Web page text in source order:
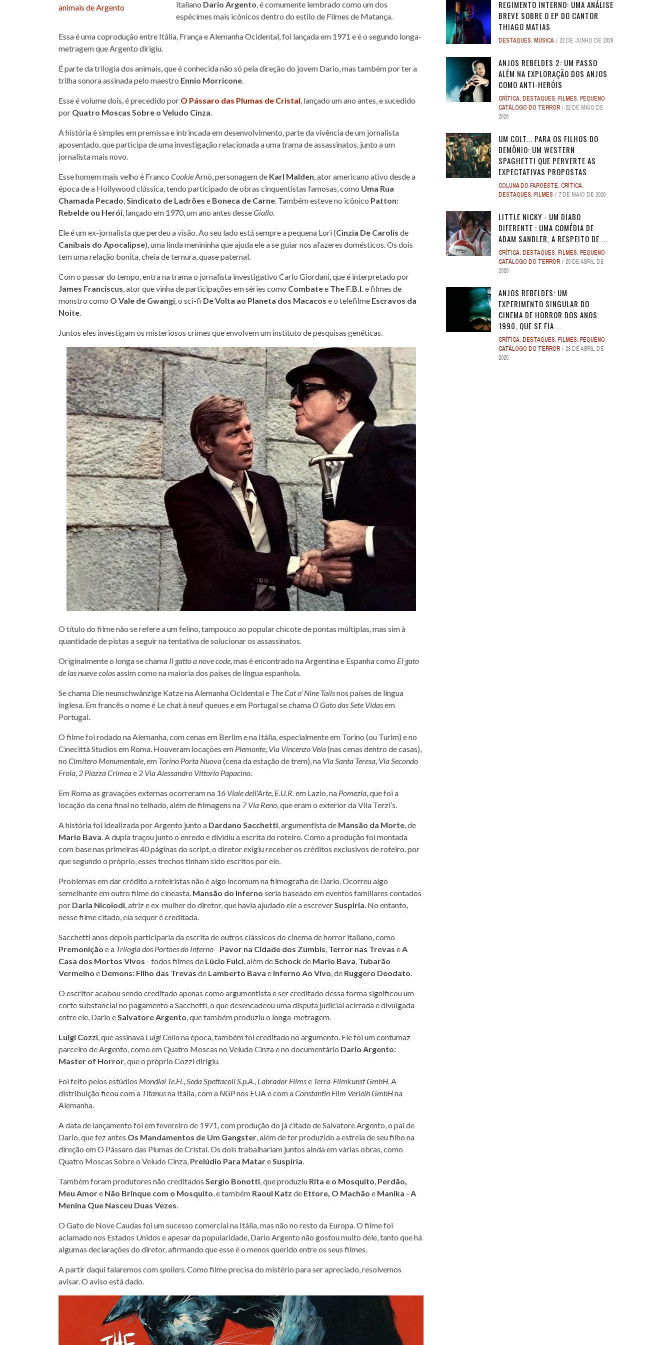
italiano Dario Argento, é comumente lembrado como um dos
espécimes mais icônicos dentro do estilo de Filmes de Matança.
Essa é uma coprodução entre Itália, França e Alemanha Ocidental, foi lançada em 1971 e é o segundo longa-
metragem que Argento dirigiu.
É parte da trilogia dos animais, que é conhecida não só pela direção do jovem Dario, mas também por ter a
trilha sonora assinada pelo maestro Ennio Morricone.
Esse é volume dois, é precedido por O Pássaro das Plumas de Cristal, lançado um ano antes, e sucedido
por Quatro Moscas Sobre o Veludo Cinza.
A história é simples em premissa e intrincada em desenvolvimento, parte da vivência de um jornalista
aposentado, que participa de uma investigação relacionada a uma trama de assassinatos, junto a um
jornalista mais novo.
Esse homem mais velho é Franco CookieArnò, personagem de Karl Malden, ator americano ativo desde a
época de a Hollywood clássica, tendo participado de obras cinquentistas famosas, como Uma Rua
Chamada Pecado,Sindicato de Ladrões e Boneca de Carne. Também esteve no icônico Patton:
Rebelde ou Herói, lançado em 1970, um ano antes desseGiallo.
Ele é um ex-jornalista que perdeu a visão. Ao seu lado está sempre a pequena Lori (Cinzia De Carolis de
Canibais do Apocalipse), uma linda menininha que ajuda ele a se guiar nos afazeres domésticos. Os dois
tem uma relação bonita, cheia de ternura, quase paternal.
Com o passar do tempo, entra na trama o jornalista investigativo Carlo Giordani, que é interpretado por
James Franciscus, ator que vinha de participações em séries como Combatee The F.B.I. e filmes de
monstro como O Vale de Gwangi, o sci-fi De Volta ao Planeta dos Macacos e o telefilme Escravos da
Noite.
Juntos eles investigam os misteriosos crimes que envolvem um instituto de pesquisas genéticas.
O título do filme não se refere a um felino, tampouco ao popular chicote de pontas múltiplas, mas sim à
quantidade de pistas a seguir na tentativa de solucionar os assassinatos.
Originalmente o longa se chama Il gatto a nove code, mas é encontrado na Argentina e Espanha como El gato
de las nueve colasassim como na maioria dos países de língua espanhola.
Se chama Die neunschwänzige Katze na Alemanha Ocidental e The Cat o' Nine Tailsnos países de língua
inglesa. Em francês o nome é Le chat à neuf queues e em Portugal se chamaO Gato das Sete Vidasem
Portugal.
O filme foi rodado na Alemanha, com cenas em Berlim e na Itália, especialmente em Torino (ou Turim) e no
Cinecittà Studios em Roma. Houveram locações em Piemonte, Via Vincenzo Vela(nas cenas dentro de casas),
no Cimitero Monumentale, em Torino Porta Nuova(cena da estação de trem), na Via Santa Teresa, Via Secondo
Frola, 2 Piazza Crimeae 2 Via Alessandro Vittorio Papacino.
Em Roma as gravações externas ocorreram na 16 Viale dell'Arte, E.U.R.em Lazio, na Pomezia, que foi a
locação da cena final no telhado, além de filmagens na 7 Via Reno, que eram o exterior da Vila Terzi’s.
A história foi idealizada por Argento junto a Dardano Sacchetti, argumentista de Mansão da Morte, de
Mario Bava. A dupla traçou junto o enredo e dividiu a escrita do roteiro. Como a produção foi montada
com base nas primeiras 40 páginas do script, o diretor exigiu receber os créditos exclusivos de roteiro, por
que segundo o próprio, esses trechos tinham sido escritos por ele.
Problemas em dar crédito a roteiristas não é algo incomum na filmografia de Dario. Ocorreu algo
semelhante em outro filme do cineasta. Mansão do Inferno seria baseado em eventos familiares contados
por Daria Nicolodi, atriz e ex-mulher do diretor, que havia ajudado ele a escreverSuspiria. No entanto,
nesse filme citado, ela sequer é creditada.
Sacchetti anos depois participaria da escrita de outros clássicos do cinema de horror italiano, como
Premonição e a Trilogia dos Portões do Inferno - Pavor na Cidade dos Zumbis, Terror nas Trevas eA
Casa dos Mortos Vivos - todos filmes de Lúcio Fulci, além deSchockde Mario Bava, Tubarão
Vermelho e Demons: Filho das Trevas de Lamberto Bava e Inferno Ao Vivo, de Ruggero Deodato.
O escritor acabou sendo creditado apenas como argumentista e ser creditado dessa forma significou um
corte substancial no pagamento a Sacchetti, o que desencadeou uma disputa judicial acirrada e divulgada
entre ele, Dario eSalvatore Argento, que também produziu o longa-metragem.
Luigi Cozzi, que assinava Luigi Collona época, também foi creditado no argumento. Ele foi um contumaz
parceiro de Argento, como em Quatro Moscas no Veludo Cinza e no documentário Dario Argento:
Master of Horror, que o próprio Cozzi dirigiu.
Foi feito pelos estúdios Mondial Te.Fi.,Seda Spettacoli S.p.A., Labrador Filmse Terra-Filmkunst GmbH. A
distribuição ficou com a Titanusna Itália, com a NGPnos EUA e com aConstantin Film Verleih GmbHna
Alemanha.
A data de lançamento foi em fevereiro de 1971, com produção do já citado de Salvatore Argento, o pai de
Dario, que fez antes Os Mandamentos de Um Gangster, além de ter produzido a estreia de seu filho na
direção em O Pássaro das Plumas de Cristal. Os dois trabalhariam juntos ainda em várias obras, como
Quatro Moscas Sobre o Veludo Cinza, Prelúdio Para MatareSuspíria.
Também foram produtores não creditados Sergio Bonotti, que produziu Rita e o Mosquito, Perdão,
Meu Amore Não Brinque com o Mosquito, e também Raoul Katz de Ettore, O Machão e Manika - A
Menina Que Nasceu Duas Vezes.
O Gato de Nove Caudas foi um sucesso comercial na Itália, mas não no resto da Europa. O filme foi
aclamado nos Estados Unidos e apesar da popularidade, Dario Argento não gostou muito dele, tanto que há
algumas declarações do diretor, afirmando que esse é o menos querido entre os seus filmes.
A partir daqui falaremos comspoilers. Como filme precisa do mistério para ser apreciado, resolvemos
avisar. O aviso está dado.
REGIMENTO INTERNO: UMA ANÁLISE
BREVE SOBRE O EP DO CANTOR
THIAGO MATIAS
DESTAQUES, MÚSICA 22 DE JUNHO DE 2026
ANJOS REBELDES 2: UM PASSO
ALÉM NA EXPLORAÇÃO DOS ANJOS
COMO ANTI-HERÓIS
CRÍTICA, DESTAQUES, FILMES, PEQUENO
CATÁLOGO DO TERROR
22 DE MAIO DE
2026
UM COLT... PARA OS FILHOS DO
DEMÔNIO: UM WESTERN
SPAGHETTI QUE PERVERTE AS
EXPECTATIVAS PROPOSTAS
COLUNA DO FAROESTE, CRÍTICA,
DESTAQUES, FILMES 7 DE MAIO DE 2026
LITTLE NICKY - UM DIABO
DIFERENTE : UMA COMÉDIA DE
ADAM SANDLER, A RESPEITO DE ...
CRÍTICA, DESTAQUES, FILMES, PEQUENO
CATÁLOGO DO TERROR
29 DE ABRIL DE
2026
ANJOS REBELDES: UM
EXPERIMENTO SINGULAR DO
CINEMA DE HORROR DOS ANOS
1990, QUE SE FIA ...
CRÍTICA, DESTAQUES, FILMES, PEQUENO
CATÁLOGO DO TERROR
28 DE ABRIL DE
2026